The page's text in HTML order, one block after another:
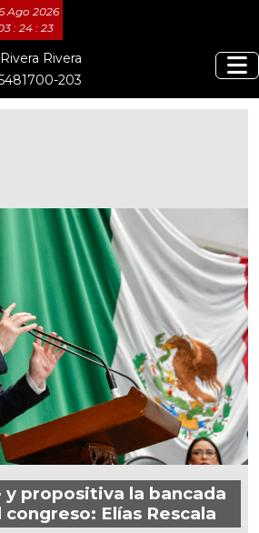
Ago 2026
: 24 : 23
Rivera
203
y propositiva la bancada
Elías Rescala